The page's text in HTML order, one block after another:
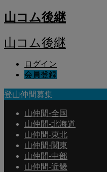
山コム後継
山コム後継
ログイン
会員登録
登山仲間募集
山仲間-全国
山仲間-北海道
山仲間-東北
山仲間-関東
山仲間-中部
山仲間-近畿